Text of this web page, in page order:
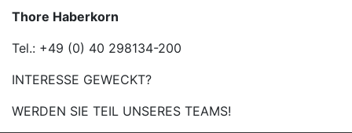
Thore Haberkorn
Tel.: +49 (0) 40 298134-200
INTERESSE GEWECKT?
WERDEN SIE TEIL UNSERES TEAMS!